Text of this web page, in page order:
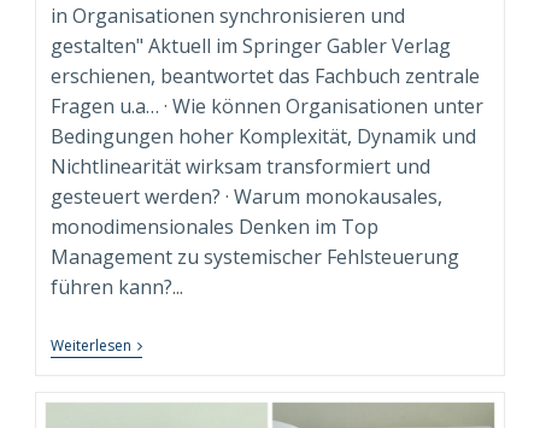
in Organisationen synchronisieren und
gestalten" Aktuell im Springer Gabler Verlag
erschienen, beantwortet das Fachbuch zentrale
Fragen u.a… · Wie können Organisationen unter
Bedingungen hoher Komplexität, Dynamik und
Nichtlinearität wirksam transformiert und
gesteuert werden? · Warum monokausales,
monodimensionales Denken im Top
Management zu systemischer Fehlsteuerung
führen kann?...
Weiterlesen “Syndimensionale
Neuausrichtung
Nachhaltigen